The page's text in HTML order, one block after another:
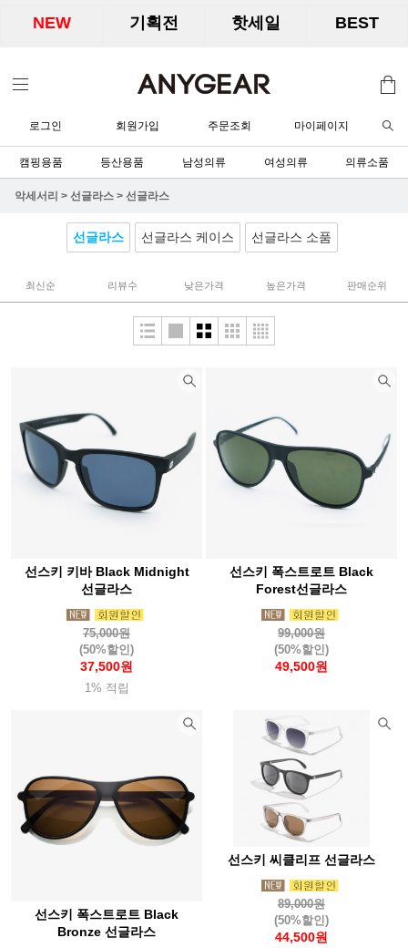
NEW 기획전 핫세일 BEST
로그인 회원가입 주문조회 마이페이지
캠핑용품 등산용품 남성의류 여성의류 의류소품
악세서리 > 선글라스 > 선글라스
선글라스 선글라스 케이스 선글라스 소품
최신순 리뷰수 낮은가격 높은가격 판매순위
선스키 키바 Black Midnight
선글라스
75,000원
(50%할인)
37,500원
1% 적립
선스키 폭스트로트 Black
Forest선글라스
99,000원
(50%할인)
49,500원
선스키 폭스트로트 Black
Bronze 선글라스
선스키 씨클리프 선글라스
89,000원
(50%할인)
44,500원